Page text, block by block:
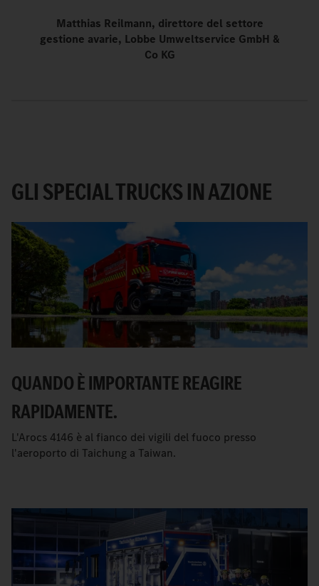
Matthias Reilmann, direttore del settore
gestione avarie, Lobbe Umweltservice GmbH &
Co KG
GLI SPECIAL TRUCKS IN AZIONE
QUANDO È IMPORTANTE REAGIRE
RAPIDAMENTE.
L'Arocs 4146 è al fianco dei vigili del fuoco presso
l'aeroporto di Taichung a Taiwan.